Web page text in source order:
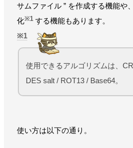
サムファイル ” を作成する機能や
化※1 する機能もあります。
1
使用できるアルゴリズムは、
DES salt / ROT13 / Base64。
使い方は以下の通り。